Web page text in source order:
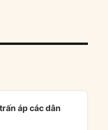
áp các dân